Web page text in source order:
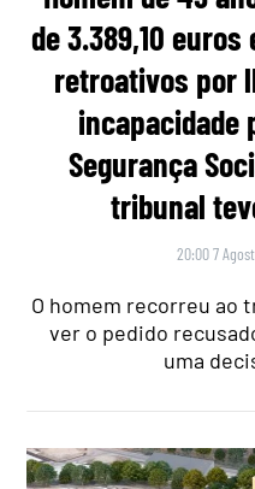
de 3.389,10
retroativos por
incapacidade
Segurança
tribunal
20:00 7
O homem recorreu ao
ver o pedido
uma